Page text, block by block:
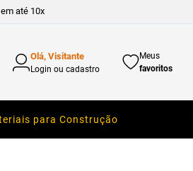
até 10x
Olá, Visitante
Login ou cadastro
Meus
favoritos
para Construção